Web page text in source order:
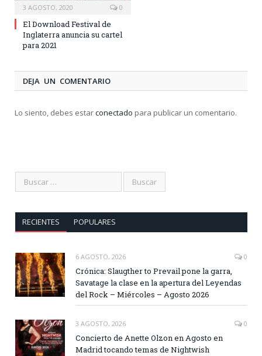
3 AGOSTO, 2020 0
El Download Festival de
Inglaterra anuncia su cartel
para 2021
DEJA UN COMENTARIO
Lo siento, debes estarconectado para publicar un comentario.
RECIENTES POPULARES
6 AGOSTO, 2026 0
Crónica: Slaugther to Prevail pone la garra,
Savatage la clase en la apertura del Leyendas
del Rock – Miércoles – Agosto 2026
3 AGOSTO, 2026 0
Concierto de Anette Olzon en Agosto en
Madrid tocando temas de Nightwish